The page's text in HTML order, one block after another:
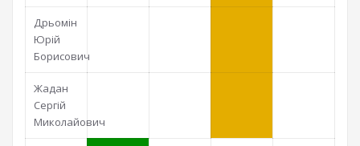
Дрьомін
Юрій
Борисович
Жадан
Сергій
Миколайович